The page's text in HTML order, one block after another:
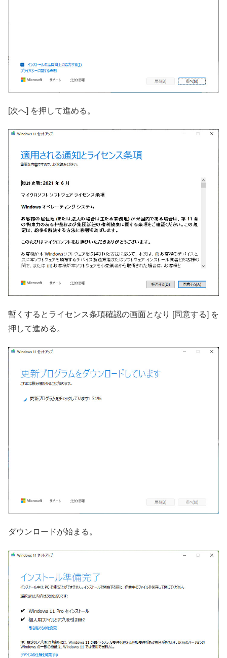
[次へ] を押して進める。
暫くするとライセンス条項確認の画面となり [同意する] を
押して進める。
ダウンロードが始まる。